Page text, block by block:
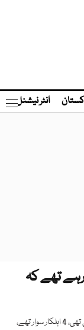
انٹر نیشنل
تھے کہ
پولیس موبائل چند منٹ قبل ہی حیدری تھانے سے روانہ ہوئی تھی، 4 اہلکار سوار تھے،